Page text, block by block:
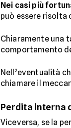
Nei casi più
può essere
Chiaramente una
comportamento
Nell’eventualità
chiamare il
Perdita interna
Viceversa, se la